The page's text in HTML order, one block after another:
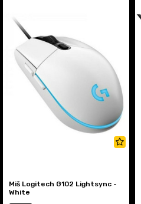
Miš Logitech G102 Lightsync -
White